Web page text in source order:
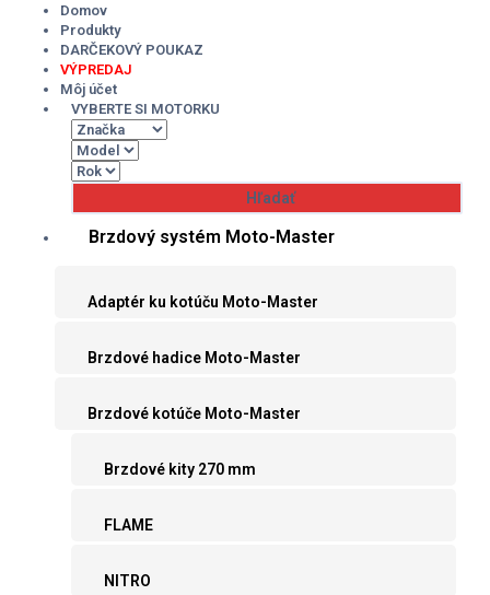
contentDomov
Produkty
DARČEKOVÝ POUKAZ
VÝPREDAJ
Môj účet
VYBERTE SI MOTORKU
Brzdový systém Moto-Master
Adaptér ku kotúču Moto-Master
Brzdové hadice Moto-Master
Brzdové kotúče Moto-Master
Brzdové kity 270 mm
FLAME
NITRO